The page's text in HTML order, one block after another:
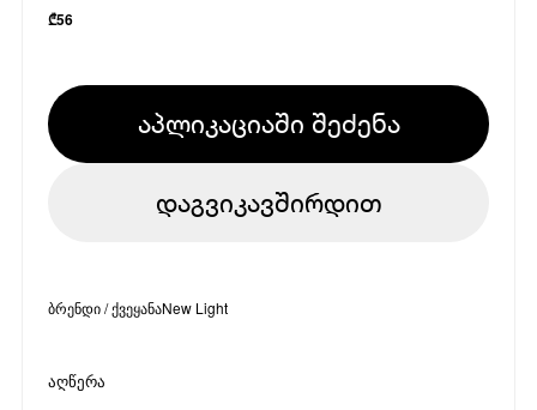
₾56
აპლიკაციაში შეძენა
დაგვიკავშირდით
ბრენდი / ქვეყანაNew Light
აღწერა